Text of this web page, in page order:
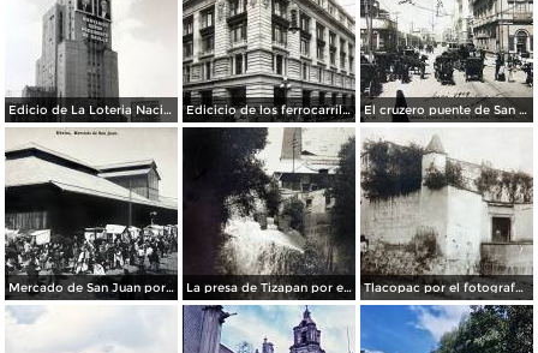
Edicio de La Loteria Nacional Ciudad de México Abril de 1964 Edicicio de los ferrocarriles. El cruzero puente de San Francisco y Guardiola por el fotografo Felix Miret.
Mercado de San Juan por el fotografo Felix Miret La presa de Tizapan por el fotografo Fernando Kososky. ( Circulada el 22 de Diembre de 1910 ). Tlacopac por el fotografo Hugo Brehme.